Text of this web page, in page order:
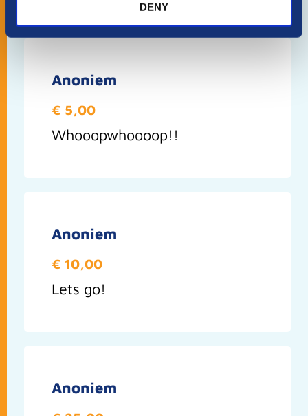
DENY
Anoniem
€ 5,00
Whooopwhoooop!!
Anoniem
€ 10,00
Lets go!
Anoniem